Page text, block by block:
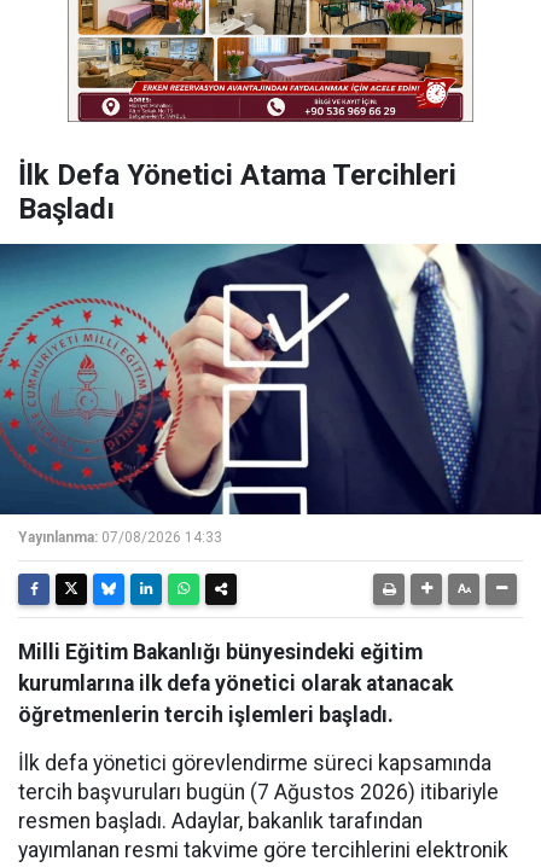
İlk Defa Yönetici Atama Tercihleri
Başladı
Yayınlanma: 07/08/2026 14:33
Milli Eğitim Bakanlığı bünyesindeki eğitim
kurumlarına ilk defa yönetici olarak atanacak
öğretmenlerin tercih işlemleri başladı.
İlk defa yönetici görevlendirme süreci kapsamında
tercih başvuruları bugün (7 Ağustos 2026) itibariyle
resmen başladı. Adaylar, bakanlık tarafından
yayımlanan resmi takvime göre tercihlerini elektronik